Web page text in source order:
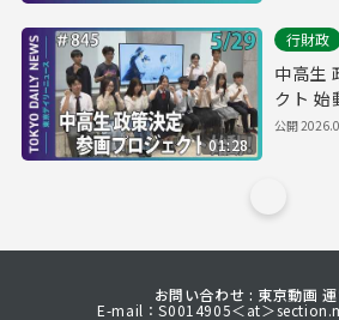
01:28
行財政
中高生
クト 始
東京デ
公開
お問い合わせ : 東京動画
E-mail：S0014905＜at＞